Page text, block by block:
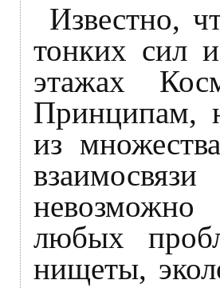
Известно,
тонких сил
этажах
Принципам,
из
любых
нищеты,